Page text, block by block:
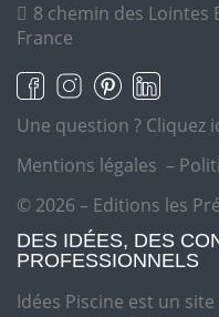
8 chemin des Lointes
France
Une question ? Cliquez
Mentions légales –
© 2026 – Editions les
DES IDÉES, DES
PROFESSIONNELS
Idées Piscine est un